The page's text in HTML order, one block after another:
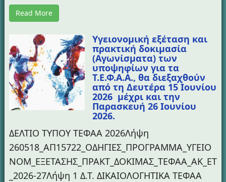
Read More
Yγειονομική εξέταση και
πρακτική δοκιμασία
(Αγωνίσματα) των
υποψηφίων για τα
Τ.Ε.Φ.Α.Α., θα διεξαχθούν
από τη Δευτέρα 15 Ιουνίου
2026 μέχρι και την
Παρασκευή 26 Ιουνίου
2026.
ΔΕΛΤΙΟ ΤΥΠΟΥ ΤΕΦΑΑ 2026Λήψη
260518_ΑΠ15722_ΟΔΗΓΙΕΣ_ΠΡΟΓΡΑΜΜΑ_ΥΓΕΙΟ
ΝΟΜ_ΕΞΕΤΑΣΗΣ_ΠΡΑΚΤ_ΔΟΚΙΜΑΣ_ΤΕΦΑΑ_ΑΚ_ΕΤ
_2026-27Λήψη 1 Δ.Τ. ΔΙΚΑΙΟΛΟΓΗΤΙΚΑ ΤΕΦΑΑ